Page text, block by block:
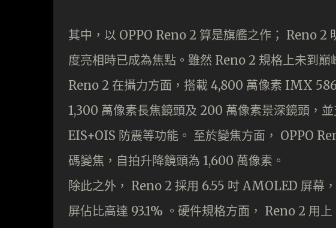
其中，以 OPPO Reno 2 算是旗艦之作； Reno 2
度亮相時已成為焦點。雖然 Reno 2 規格上未到巔
Reno 2 在攝力方面，搭載 4,800 萬像素 IMX
1,300 萬像素長焦鏡頭及 200 萬像素景深鏡頭，
EIS+OIS 防震等功能。 至於變焦方面， OPPO
碼變焦，自拍升降鏡頭為 1,600 萬像素。
除此之外， Reno 2 採用 6.55 吋 AMOLED 屏幕
屏佔比高達 93.1% 。硬件規格方面， Reno 2 用